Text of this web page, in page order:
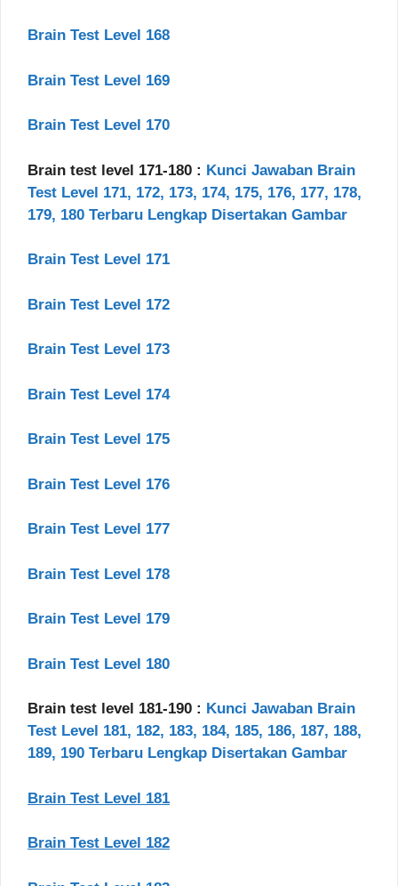
Brain Test Level 168
Brain Test Level 169
Brain Test Level 170
Brain test level 171-180 : Kunci Jawaban Brain
Test Level 171, 172, 173, 174, 175, 176, 177, 178,
179, 180 Terbaru Lengkap Disertakan Gambar
Brain Test Level 171
Brain Test Level 172
Brain Test Level 173
Brain Test Level 174
Brain Test Level 175
Brain Test Level 176
Brain Test Level 177
Brain Test Level 178
Brain Test Level 179
Brain Test Level 180
Brain test level 181-190 : Kunci Jawaban Brain
Test Level 181, 182, 183, 184, 185, 186, 187, 188,
189, 190 Terbaru Lengkap Disertakan Gambar
Brain Test Level 181
Brain Test Level 182